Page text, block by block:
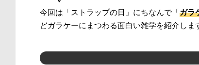
今回は「ストラップの日」にちなんで「ガラ
どガラケーにまつわる面白い雑学を紹介しま